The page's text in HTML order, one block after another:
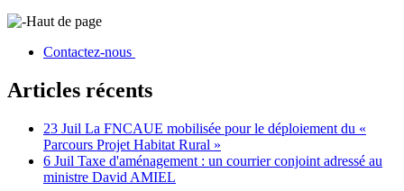
Haut de page
Contactez-nous
Articles récents
23 Juil La FNCAUE mobilisée pour le déploiement du «
Parcours Projet Habitat Rural »
6 Juil Taxe d'aménagement : un courrier conjoint adressé au
ministre David AMIEL